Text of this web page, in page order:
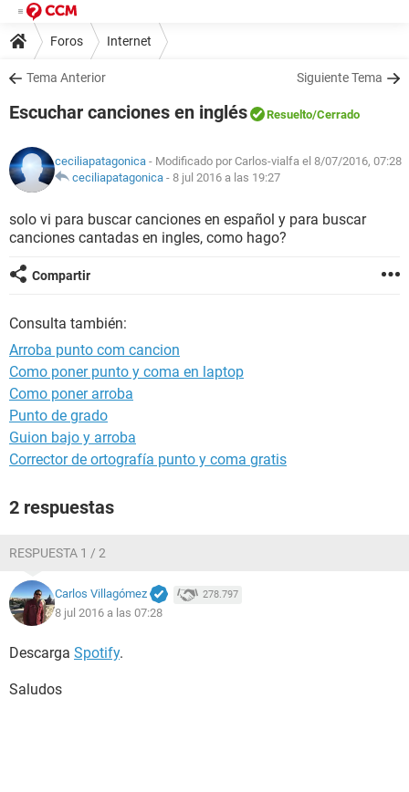
Foros Internet
Tema Anterior Siguiente Tema
Escuchar canciones en inglés Resuelto/Cerrado
ceciliapatagonica - Modificado por Carlos-vialfa el 8/07/2016, 07:28
ceciliapatagonica - 8 jul 2016 a las 19:27
solo vi para buscar canciones en español y para buscar
canciones cantadas en ingles, como hago?
Compartir
Consulta también:
Arroba punto com cancion
Como poner punto y coma en laptop
Como poner arroba
Punto de grado
Guion bajo y arroba
Corrector de ortografía punto y coma gratis
2 respuestas
RESPUESTA 1 / 2
Carlos Villagómez 278.797
8 jul 2016 a las 07:28
Descarga Spotify.
Saludos